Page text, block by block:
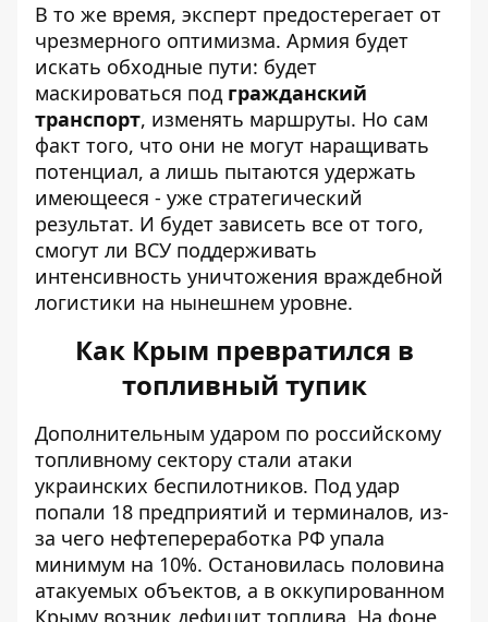
В то же время, эксперт предостерегает от
чрезмерного оптимизма. Армия будет
искать обходные пути: будет
маскироваться под гражданский
транспорт, изменять маршруты. Но сам
факт того, что они не могут наращивать
потенциал, а лишь пытаются удержать
имеющееся - уже стратегический
результат. И будет зависеть все от того,
смогут ли ВСУ поддерживать
интенсивность уничтожения враждебной
логистики на нынешнем уровне.
Как Крым превратился в
топливный тупик
Дополнительным ударом по российскому
топливному сектору стали атаки
украинских беспилотников. Под удар
попали 18 предприятий и терминалов, из-
за чего нефтепереработка РФ упала
минимум на 10%. Остановилась половина
атакуемых объектов, а в оккупированном